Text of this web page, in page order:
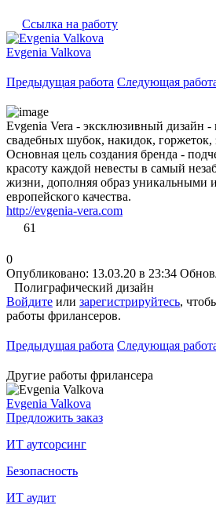
Ссылка на работу
Evgenia Valkova
Предыдущая работа Следующая
Evgenia Vera - эксклюзивный дизайн -
свадебных шубок, накидок, горжеток,
Основная цель создания бренда -
красоту каждой невесты в самый
жизни, дополняя образ уникальными
европейского качества.
http://evgenia-vera.com
61
0
Опубликовано: 13.03.20 в 23:34
Полиграфический дизайн
Войдите или зарегистрируйтесь,
работы фрилансеров.
Предыдущая работа Следующая
Другие работы фрилансера
Evgenia Valkova
Предложить заказ
ИТ аутсорсинг
Безопасность
ИТ аудит